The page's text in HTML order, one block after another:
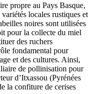
propre au Pays Basque,
locales rustiques et
noires sont utilisées
pour la collecte du miel
des ruchers
fondamental pour
et des cultures. Ainsi,
de pollinisation pour
d’Itxassou (Pyrénées
la confiture de cerises